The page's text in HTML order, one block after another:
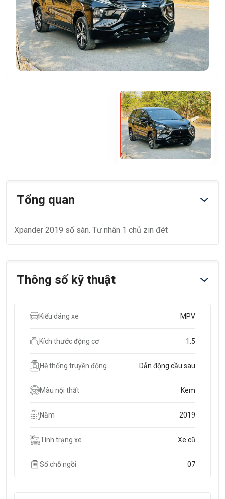
Tổng quan
Xpander 2019 số sàn. Tư nhân 1 chủ zin đét
Thông số kỹ thuật
Kiểu dáng xe MPV
Kích thước động cơ 1.5
Hệ thống truyền động Dẫn động cầu sau
Màu nội thất Kem
Năm 2019
Tình trạng xe Xe cũ
Số chỗ ngồi 07